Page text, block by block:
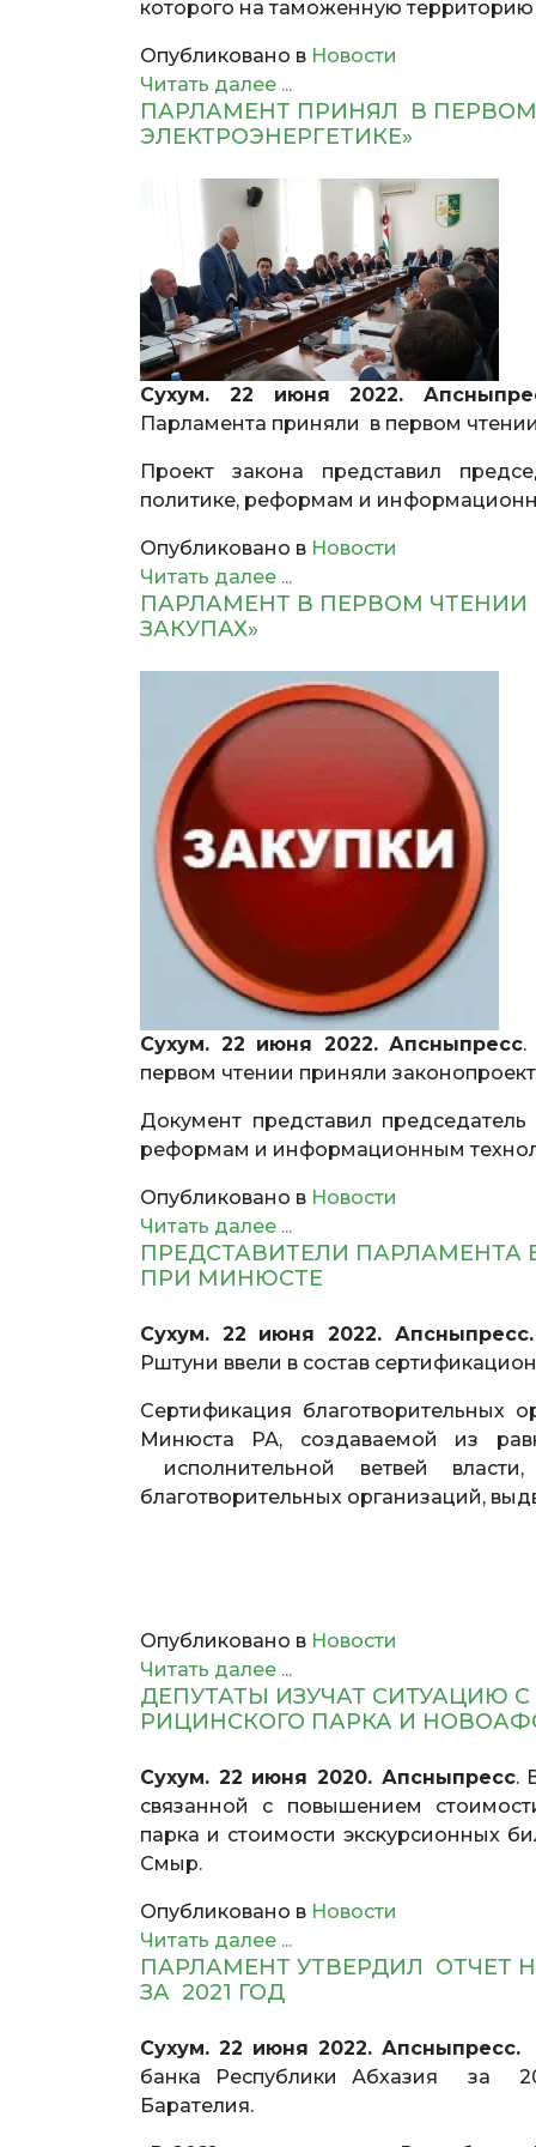
которого на таможенную
Опубликовано в Новости
Читать далее ...
ПАРЛАМЕНТ ПРИНЯЛ В
ЭЛЕКТРОЭНЕРГЕТИКЕ»
Сухум. 22 июня 2022.
Парламента приняли в первом
Проект закона представил
политике, реформам и
Опубликовано в Новости
Читать далее ...
ПАРЛАМЕНТ В ПЕРВОМ
ЗАКУПАХ»
Сухум. 22 июня 2022. Апсныпресс.
первом чтении приняли
Документ представил
реформам и информационным
Опубликовано в Новости
Читать далее ...
ПРЕДСТАВИТЕЛИ
ПРИ МИНЮСТЕ
Сухум. 22 июня 2022. Апсныпресс.
Рштуни ввели в состав
Сертификация благотворительных
Минюста РА, создаваемой из
исполнительной ветвей
благотворительных организаций,
Опубликовано в Новости
Читать далее ...
ДЕПУТАТЫ ИЗУЧАТ СИТУАЦИЮ
РИЦИНСКОГО ПАРКА И
Сухум. 22 июня 2020. Апсныпресс.
связанной с повышением
парка и стоимости экскурсионных
Смыр.
Опубликовано в Новости
Читать далее ...
ПАРЛАМЕНТ УТВЕРДИЛ ОТЧЕТ
ЗА 2021 ГОД
Сухум. 22 июня 2022. Апсныпресс.
банка Республики Абхазия за
Барателия.